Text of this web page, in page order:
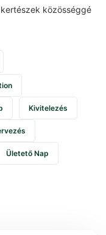
közösséggé
Kivitelezés
Ületető Nap